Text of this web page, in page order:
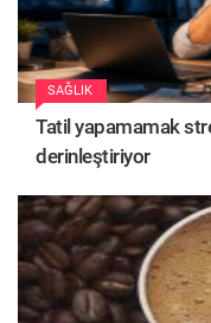
SAĞLIK
Tatil yapamamak
derinleştiriyor